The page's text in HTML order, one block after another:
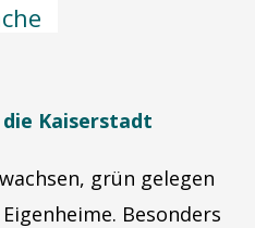
die Kaiserstadt
grün gelegen
Besonders